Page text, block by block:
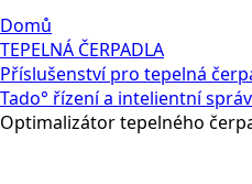
Domů
TEPELNÁ ČERPADLA
Příslušenství pro tepelná
Tado° řízení a intelientní
Optimalizátor tepelného